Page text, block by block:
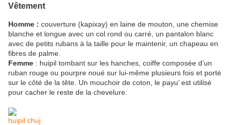
Vêtement
Homme : couverture (kapixay) en laine de mouton, une chemise
blanche et longue avec un col rond ou carré, un pantalon blanc
avec de petits rubans à la taille pour le maintenir, un chapeau en
fibres de palme.
Femme : huipil tombant sur les hanches, coiffe composée d’un
ruban rouge ou pourpre noué sur lui-même plusieurs fois et porté
sur le côté de la tête. Un mouchoir de coton, le payu’ est utilisé
pour cacher le reste de la chevelure.
huipil chuj